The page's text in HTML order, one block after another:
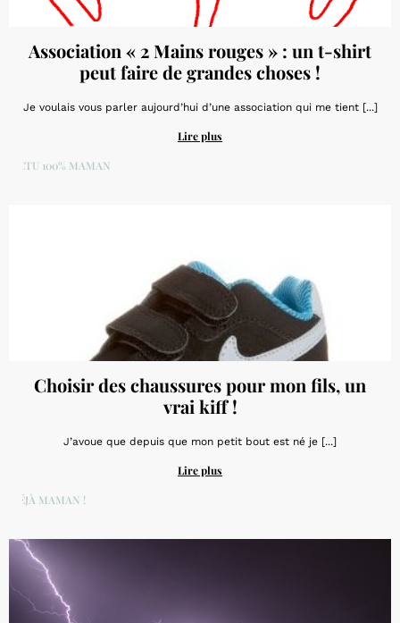
Association « 2 Mains rouges » : un t-shirt
peut faire de grandes choses !
Je voulais vous parler aujourd’hui d’une association qui me tient [...]
Lire plus
ACTU 100% MAMAN
Choisir des chaussures pour mon fils, un
vrai kiff !
J’avoue que depuis que mon petit bout est né je [...]
Lire plus
DÉJÀ MAMAN !